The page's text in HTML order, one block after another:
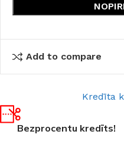
Add to compare
Kredīta
Bezprocentu kredīts!